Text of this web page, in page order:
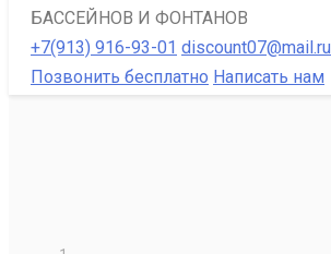
БАССЕЙНОВ И ФОНТАНОВ
+7(913) 916-93-01 discount07@mail.ru
Позвонить бесплатно Написать нам